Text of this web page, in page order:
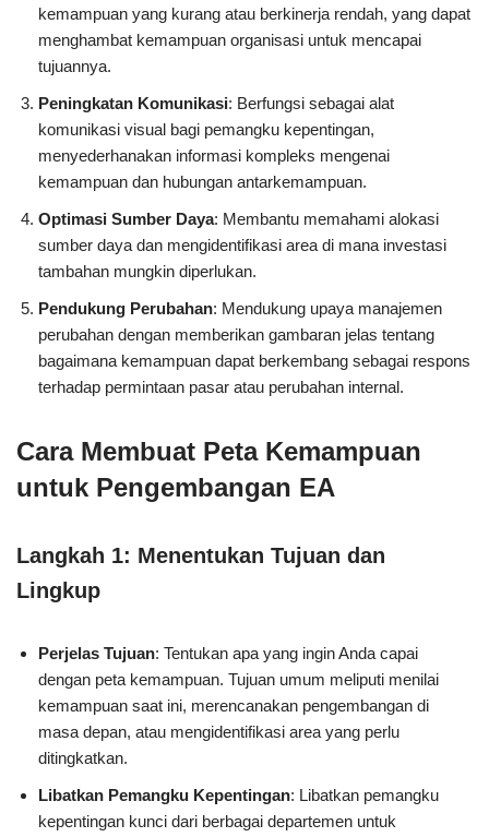
kemampuan yang kurang atau berkinerja rendah, yang dapat
menghambat kemampuan organisasi untuk mencapai
tujuannya.
Peningkatan Komunikasi: Berfungsi sebagai alat
komunikasi visual bagi pemangku kepentingan,
menyederhanakan informasi kompleks mengenai
kemampuan dan hubungan antarkemampuan.
Optimasi Sumber Daya: Membantu memahami alokasi
sumber daya dan mengidentifikasi area di mana investasi
tambahan mungkin diperlukan.
Pendukung Perubahan: Mendukung upaya manajemen
perubahan dengan memberikan gambaran jelas tentang
bagaimana kemampuan dapat berkembang sebagai respons
terhadap permintaan pasar atau perubahan internal.
Cara Membuat Peta Kemampuan
untuk Pengembangan EA
Langkah 1: Menentukan Tujuan dan
Lingkup
Perjelas Tujuan: Tentukan apa yang ingin Anda capai
dengan peta kemampuan. Tujuan umum meliputi menilai
kemampuan saat ini, merencanakan pengembangan di
masa depan, atau mengidentifikasi area yang perlu
ditingkatkan.
Libatkan Pemangku Kepentingan: Libatkan pemangku
kepentingan kunci dari berbagai departemen untuk